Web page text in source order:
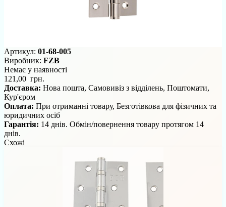
Артикул: 01-68-005
Виробник: FZB
Немає у наявності
121,00 грн.
Доставка: Нова пошта, Самовивіз з відділень, Поштомати,
Кур'єром
Оплата: При отриманні товару, Безготівкова для фізичних та
юридичних осіб
Гарантія: 14 днів. Обмін/повернення товару протягом 14
днів.
Схожі